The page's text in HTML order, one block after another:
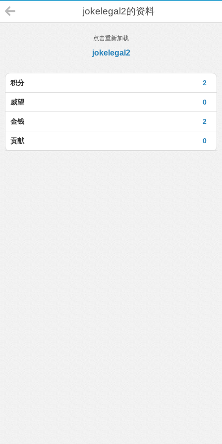
jokelegal2的资料
点击重新加载
jokelegal2
2
积分
0
威望
2
金钱
0
贡献